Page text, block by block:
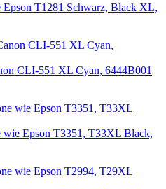
T1281 Schwarz, Black XL,
CLI-551 XL Cyan, 6444B001
Epson T3351, T33XL Black,